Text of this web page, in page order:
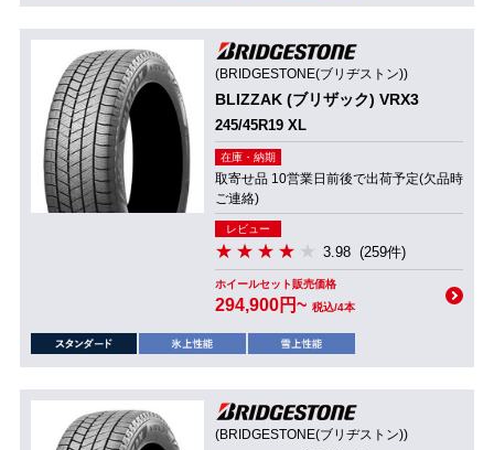
(BRIDGESTONE(ブリヂストン))
BLIZZAK (ブリザック) VRX3
245/45R19 XL
在庫・納期
取寄せ品 10営業日前後で出荷予定(欠品時
ご連絡)
レビュー
3.98 (259件)
ホイールセット販売価格
294,900円~ 税込/4本
(BRIDGESTONE(ブリヂストン))